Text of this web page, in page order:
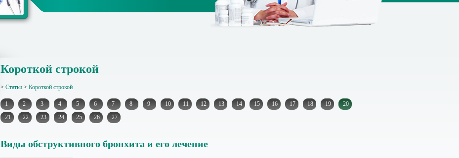
Короткой строкой
> Статьи > Короткой строкой
1 2 3 4 5 6 7 8 9 10 11 12 13 14 15 16 17 18 19
20
21
22 23 24 25 26 27
Виды обструктивного бронхита и его лечение